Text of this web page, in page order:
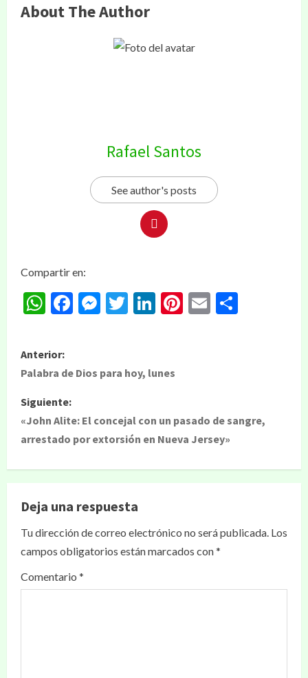
About The Author
Rafael Santos
See author's posts
Compartir en:
WhatsApp
Facebook
Messenger
Twitter
LinkedIn
Pinterest
Email
Anterior:
Palabra de Dios para hoy, lunes
Siguiente:
«John Alite: El concejal con un pasado de sangre,
arrestado por extorsión en Nueva Jersey»
Deja una respuesta
Tu dirección de correo electrónico no será publicada. Los
campos obligatorios están marcados con*
Comentario *